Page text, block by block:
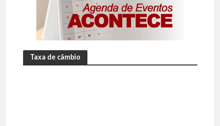
Taxa de câmbio